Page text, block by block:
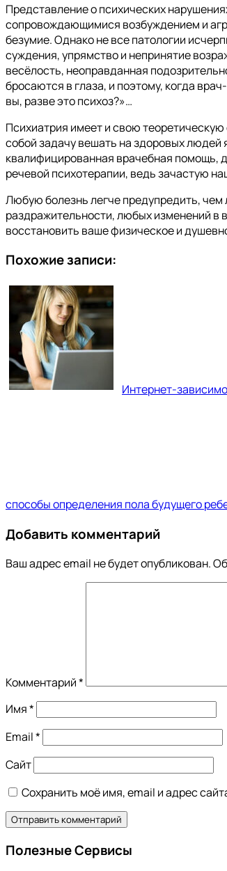
Представление о психических
сопровождающимися возбуждением и
безумие. Однако не все патологии
суждения, упрямство и непринятие
весёлость, неоправданная
бросаются в глаза, и поэтому, когда
вы, разве это психоз?»…
Психиатрия имеет и свою
собой задачу вешать на здоровых людей
квалифицированная врачебная помощь,
речевой психотерапии, ведь зачастую
Любую болезнь легче предупредить, чем
раздражительности, любых изменений в
восстановить ваше физическое и
Похожие записи:
Интернет-
способы определения пола будущего
Добавить комментарий
Ваш адрес email не будет опубликован.
Комментарий*
Имя*
Email*
Сайт
Сохранить моё имя, email и адрес
Полезные Сервисы